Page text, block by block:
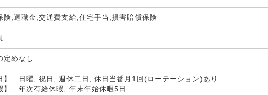
険,退職金,交通費支給,住宅手当,損害賠償保険
定めなし
】 日曜, 祝日, 週休二日, 休日当番月1回(ローテーション)あり
】 年次有給休暇, 年末年始休暇5日